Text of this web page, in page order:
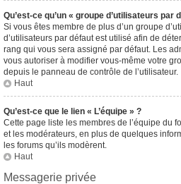
Qu’est-ce qu’un « groupe d’utilisateurs par
Si vous êtes membre de plus d’un groupe
d’utilisateurs par défaut est utilisé afin de
rang qui vous sera assigné par défaut. Les
vous autoriser à modifier vous-même votre
depuis le panneau de contrôle de l’utilisateur.
Haut
Qu’est-ce que le lien « L’équipe » ?
Cette page liste les membres de l’équipe du
et les modérateurs, en plus de quelques
les forums qu’ils modèrent.
Haut
Messagerie privée